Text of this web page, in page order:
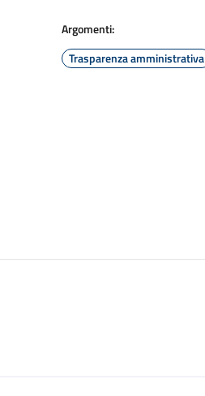
Argomenti:
Trasparenza amministrativa